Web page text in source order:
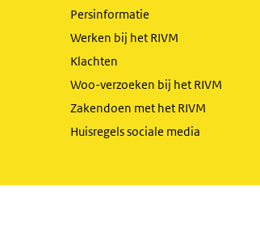
Persinformatie
Werken bij het RIVM
Klachten
Woo-verzoeken bij het RIVM
Zakendoen met het RIVM
Huisregels sociale media